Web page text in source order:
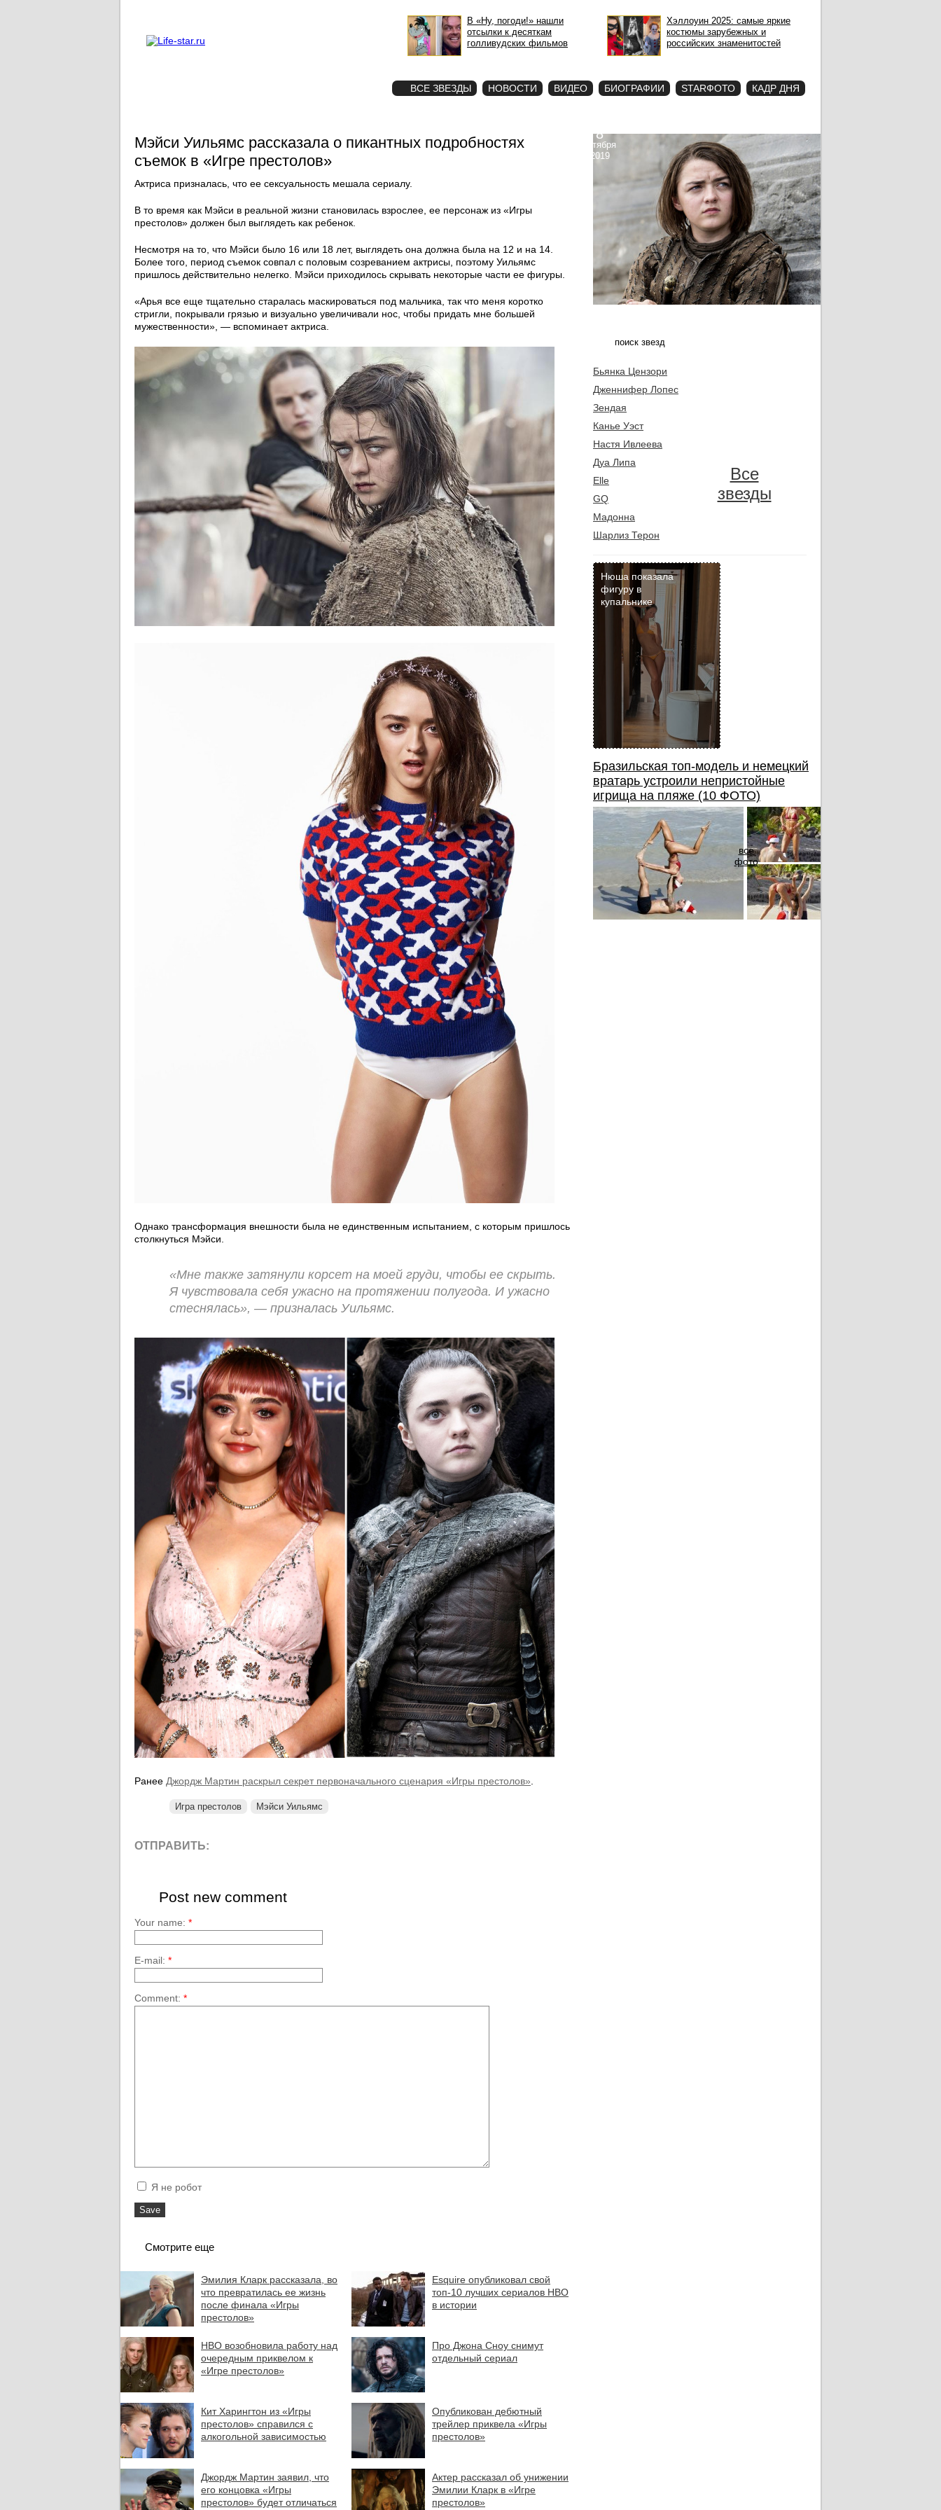
В «Ну, погоди!» нашли
отсылки к десяткам
голливудских фильмов
Хэллоуин 2025: самые яркие
костюмы зарубежных и
российских знаменитостей
ВСЕ ЗВЕЗДЫ НОВОСТИ ВИДЕО БИОГРАФИИ STARФОТО КАДР ДНЯ
Мэйси Уильямс рассказала о пикантных подробностях
съемок в «Игре престолов»
Актриса призналась, что ее сексуальность мешала сериалу.
В то время как Мэйси в реальной жизни становилась взрослее, ее персонаж из «Игры
престолов» должен был выглядеть как ребенок.
Несмотря на то, что Мэйси было 16 или 18 лет, выглядеть она должна была на 12 и на 14.
Более того, период съемок совпал с половым созреванием актрисы, поэтому Уильямс
пришлось действительно нелегко. Мэйси приходилось скрывать некоторые части ее фигуры.
«Арья все еще тщательно старалась маскироваться под мальчика, так что меня коротко
стригли, покрывали грязью и визуально увеличивали нос, чтобы придать мне большей
мужественности», ― вспоминает актриса.
Однако трансформация внешности была не единственным испытанием, с которым пришлось
столкнуться Мэйси.
«Мне также затянули корсет на моей груди, чтобы ее скрыть.
Я чувствовала себя ужасно на протяжении полугода. И ужасно
стеснялась», ― призналась Уильямс.
Ранее Джордж Мартин раскрыл секрет первоначального сценария «Игры престолов».
Игра престолов Мэйси Уильямс
ОТПРАВИТЬ:
Post new comment
Your name: *
E-mail: *
Comment: *
Я не робот
Смотрите еще
Эмилия Кларк рассказала, во
что превратилась ее жизнь
после финала «Игры
престолов»
Esquire опубликовал свой
топ-10 лучших сериалов HBO
в истории
HBO возобновила работу над
очередным приквелом к
«Игре престолов»
Про Джона Сноу снимут
отдельный сериал
Кит Харингтон из «Игры
престолов» справился с
алкогольной зависимостью
Опубликован дебютный
трейлер приквела «Игры
престолов»
Джордж Мартин заявил, что
его концовка «Игры
престолов» будет отличаться
Актер рассказал об унижении
Эмилии Кларк в «Игре
престолов»
8
октября
2019
Бьянка Цензори
Дженнифер Лопес
Зендая
Канье Уэст
Настя Ивлеева
Дуа Липа
Elle
GQ
Мадонна
Шарлиз Терон
Все
звезды
Нюша показала
фигуру в
купальнике
Бразильская топ-модель и немецкий
вратарь устроили непристойные
игрища на пляже (10 ФОТО)
все
фото